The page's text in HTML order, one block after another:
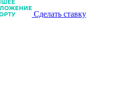
Сделать ставку